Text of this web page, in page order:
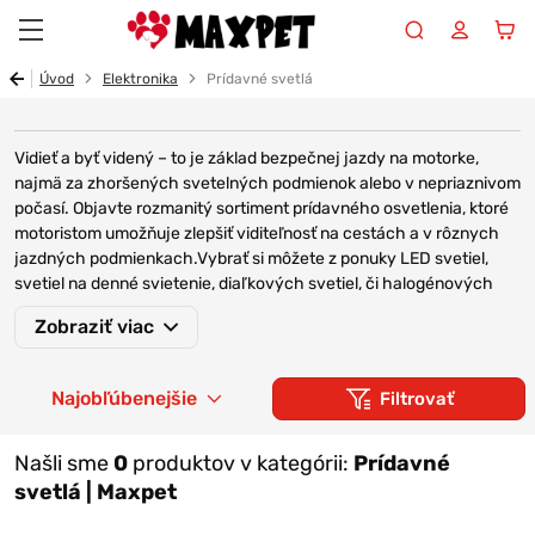
Úvod Elektronika Prídavné svetlá
Vidieť a byť videný – to je základ bezpečnej jazdy na motorke,
najmä za zhoršených svetelných podmienok alebo v nepriaznivom
počasí. Objavte rozmanitý sortiment prídavného osvetlenia, ktoré
motoristom umožňuje zlepšiť viditeľnosť na cestách a v rôznych
jazdných podmienkach.Vybrať si môžete z ponuky LED svetiel,
svetiel na denné svietenie, diaľkových svetiel, či halogénových
motorkára. Ich správne použitie môže prispieť k minimalizácii rizika
ďalšiu užitočnú elektroniku, ako súteplomery, voltmetre, hodinky,
vypínače,štartovacie boostery akčné kamery, čivyhrievané
AKÉ VÝHODY PRINÁŠAJÚ
Zobraziť viac
Filtrovať
Našli sme 0 produktov v kategórii: Prídavné
svetlá | Maxpet
Najobľúbenejšie